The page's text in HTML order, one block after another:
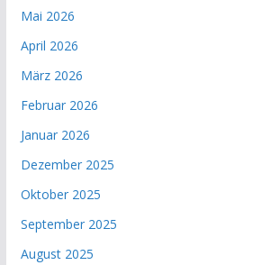
Mai 2026
April 2026
März 2026
Februar 2026
Januar 2026
Dezember 2025
Oktober 2025
September 2025
August 2025